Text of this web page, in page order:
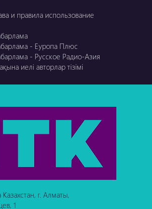
и правила использование
- Еуропа Плюс
- Русское Радио-Азия
иелі авторлар тізімі
г. Алматы,
1